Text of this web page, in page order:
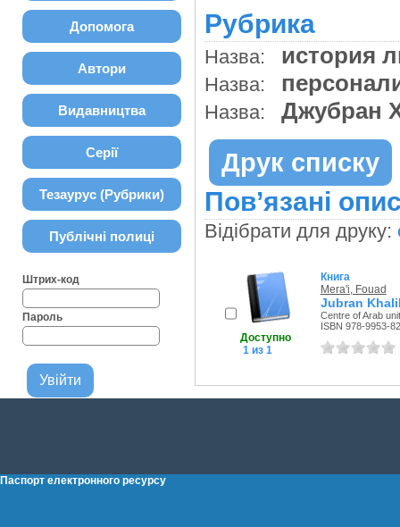
Допомога
Автори
Видавництва
Серії
Тезаурус (Рубрики)
Публічні полиці
Штрих-код
Пароль
Рубрика
Назва: история
Назва:
Назва: Джубран
Друк списку
Пов’язані
Відібрати для друку:
Доступно
1 из 1
Книга
Mera'i, Fouad
Jubran
Centre of Arab
ISBN 978-9953-
Паспорт електронного ресурсу